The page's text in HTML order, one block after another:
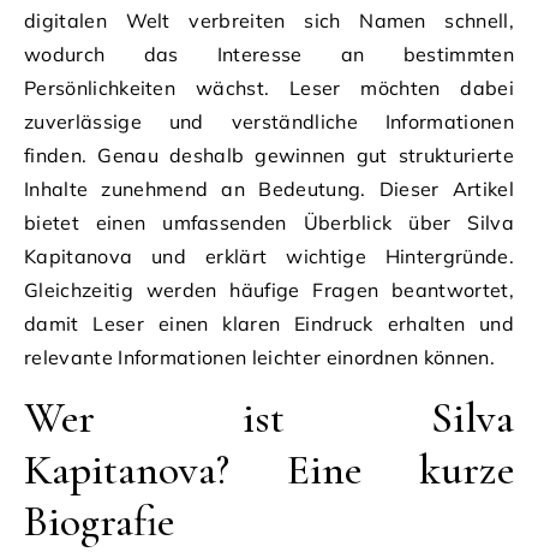
digitalen Welt verbreiten sich Namen schnell,
wodurch das Interesse an bestimmten
Persönlichkeiten wächst. Leser möchten dabei
zuverlässige und verständliche Informationen
finden. Genau deshalb gewinnen gut strukturierte
Inhalte zunehmend an Bedeutung. Dieser Artikel
bietet einen umfassenden Überblick über Silva
Kapitanova und erklärt wichtige Hintergründe.
Gleichzeitig werden häufige Fragen beantwortet,
damit Leser einen klaren Eindruck erhalten und
relevante Informationen leichter einordnen können.
Wer ist Silva
Kapitanova? Eine kurze
Biografie